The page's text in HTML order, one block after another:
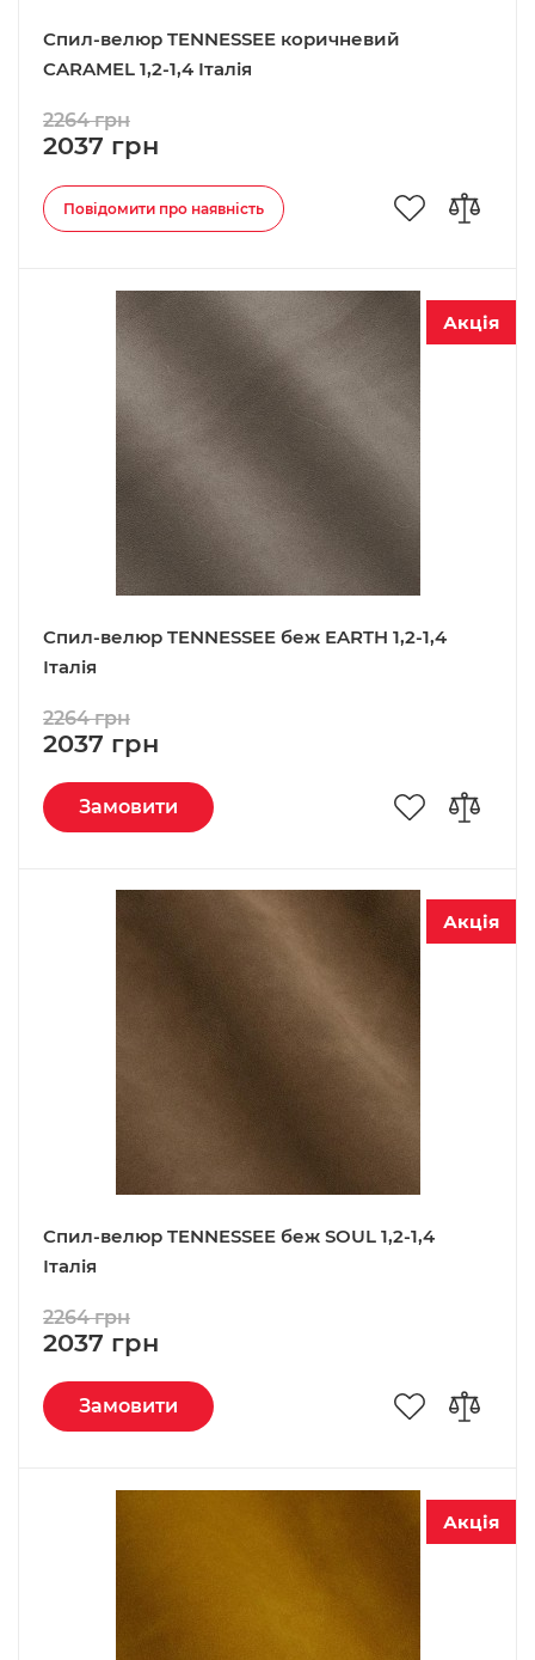
Спил-велюр TENNESSEE коричневий
CARAMEL 1,2-1,4 Італія
2037 грн
2264 грн
Повідомити про наявність
Акція
Спил-велюр TENNESSEE беж EARTH 1,2-1,4
Італія
2037 грн
2264 грн
Замовити
Акція
Спил-велюр TENNESSEE беж SOUL 1,2-1,4
Італія
2037 грн
2264 грн
Замовити
Акція